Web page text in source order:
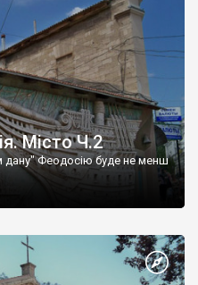
Місто Ч.2
дану" Феодосію буде не менш